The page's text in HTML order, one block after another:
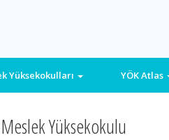
Yüksekokulları YÖK Atlas
Yüksekokulu